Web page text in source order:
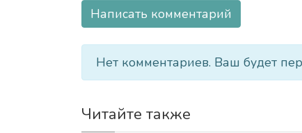
Написать комментарий
Нет комментариев. Ваш будет
Читайте также